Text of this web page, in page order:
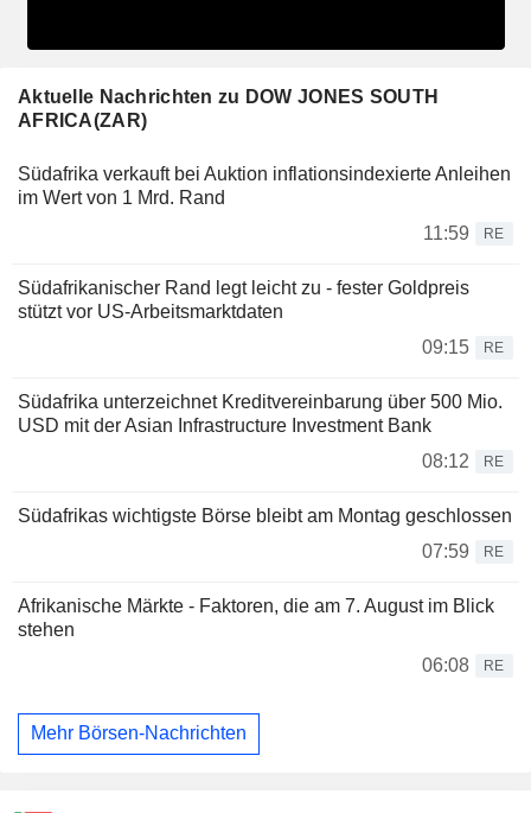
Aktuelle Nachrichten zu DOW JONES SOUTH
AFRICA(ZAR)
Südafrika verkauft bei Auktion inflationsindexierte Anleihen
im Wert von 1 Mrd. Rand
11:59
RE
Südafrikanischer Rand legt leicht zu - fester Goldpreis
stützt vor US-Arbeitsmarktdaten
09:15
RE
Südafrika unterzeichnet Kreditvereinbarung über 500 Mio.
USD mit der Asian Infrastructure Investment Bank
08:12
RE
Südafrikas wichtigste Börse bleibt am Montag geschlossen
07:59
RE
Afrikanische Märkte - Faktoren, die am 7. August im Blick
stehen
06:08
RE
Mehr Börsen-Nachrichten